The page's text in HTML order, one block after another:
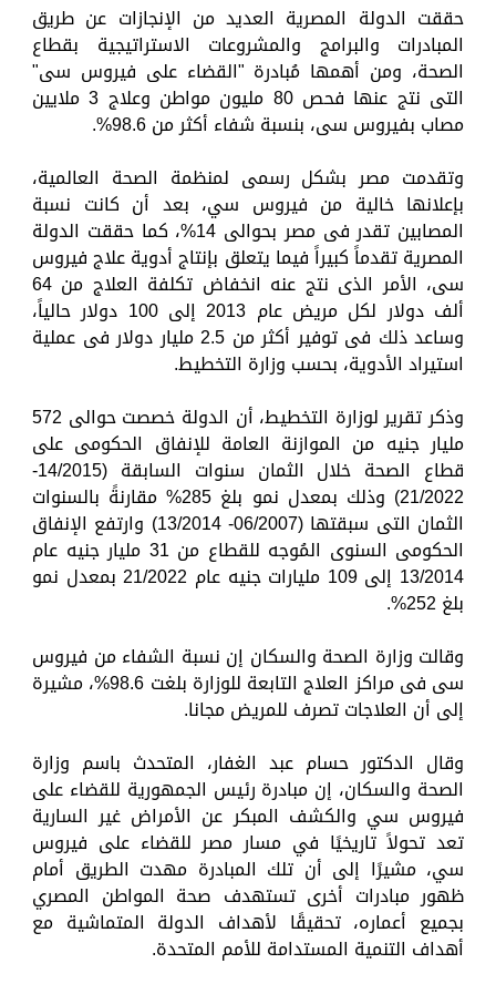
حققت الدولة المصرية العديد من الإنجازات عن طريق
المبادرات والبرامج والمشروعات الاستراتيجية بقطاع
الصحة، ومن أهمها مُبادرة "القضاء على فيروس سى"
التى نتج عنها فحص 80 مليون مواطن وعلاج 3 ملايين
مصاب بفيروس سى، بنسبة شفاء أكثر من 98.6%.
وتقدمت مصر بشكل رسمى لمنظمة الصحة العالمية،
بإعلانها خالية من فيروس سي، بعد أن كانت نسبة
المصابين تقدر فى مصر بحوالى 14%، كما حققت الدولة
المصرية تقدماً كبيراً فيما يتعلق بإنتاج أدوية علاج فيروس
سى، الأمر الذى نتج عنه انخفاض تكلفة العلاج من 64
ألف دولار لكل مريض عام 2013 إلى 100 دولار حالياً،
وساعد ذلك فى توفير أكثر من 2.5 مليار دولار فى عملية
استيراد الأدوية، بحسب وزارة التخطيط.
وذكر تقرير لوزارة التخطيط، أن الدولة خصصت حوالى 572
مليار جنيه من الموازنة العامة للإنفاق الحكومى على
قطاع الصحة خلال الثمان سنوات السابقة (14/2015-
21/2022) وذلك بمعدل نمو بلغ 285% مقارنةً بالسنوات
الثمان التى سبقتها (06/2007- 13/2014) وارتفع الإنفاق
الحكومى السنوى المُوجه للقطاع من 31 مليار جنيه عام
13/2014 إلى 109 مليارات جنيه عام 21/2022 بمعدل نمو
بلغ 252%.
وقالت وزارة الصحة والسكان إن نسبة الشفاء من فيروس
سى فى مراكز العلاج التابعة للوزارة بلغت 98.6%، مشيرة
إلى أن العلاجات تصرف للمريض مجانا.
وقال الدكتور حسام عبد الغفار، المتحدث باسم وزارة
الصحة والسكان، إن مبادرة رئيس الجمهورية للقضاء على
فيروس سي والكشف المبكر عن الأمراض غير السارية
تعد تحولاً تاريخيًا في مسار مصر للقضاء على فيروس
سي، مشيرًا إلى أن تلك المبادرة مهدت الطريق أمام
ظهور مبادرات أخرى تستهدف صحة المواطن المصري
بجميع أعماره، تحقيقًا لأهداف الدولة المتماشية مع
أهداف التنمية المستدامة للأمم المتحدة.